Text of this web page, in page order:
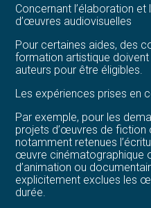
Concernant l’élaboration
d’œuvres audiovisuelles
Pour certaines aides, des
formation artistique
auteurs pour être éligibles.
Les expériences prises en
Par exemple, pour les
projets d’œuvres de fiction
notamment retenues
œuvre cinématographique
d’animation ou
explicitement exclues les
durée.